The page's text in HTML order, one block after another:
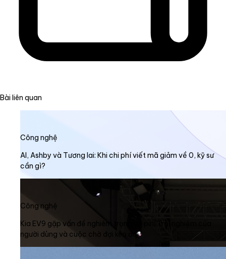
Bài liên quan
Công nghệ
AI, Ashby và Tương lai: Khi chi phí viết mã giảm về 0, kỹ sư
cần gì?
Công nghệ
Kia EV9 gặp vấn đề nghiêm trọng về pin: Trải nghiệm của
người dùng và cuộc chờ đợi kéo dài